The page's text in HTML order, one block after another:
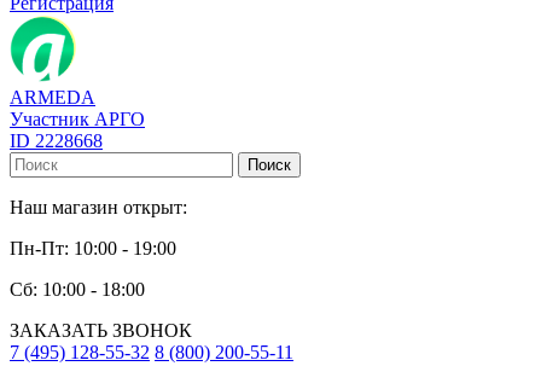
ARMEDA
Участник АРГО
ID 2228668
Поиск
Наш магазин открыт:
Пн-Пт: 10:00 - 19:00
Сб: 10:00 - 18:00
ЗАКАЗАТЬ ЗВОНОК
7 (495) 128-55-32 8 (800) 200-55-11